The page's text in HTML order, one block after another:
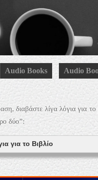
Audio Books Audio
διαβάστε λίγα λόγια για
δύο”:
για το Βιβλίο